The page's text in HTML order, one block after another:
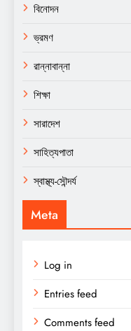
বিনোদন
ভ্রমণ
রান্নাবান্না
শিক্ষা
সারাদেশ
সাহিত্যপাতা
স্বাস্থ্য-সৌন্দর্য
Meta
Log in
Entries feed
Comments feed